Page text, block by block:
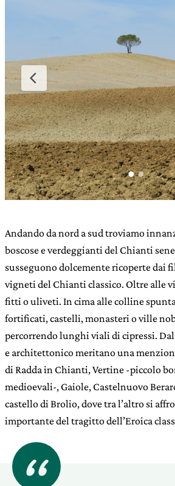
Andando da nord a sud troviamo
boscose e verdeggianti del Chianti
susseguono dolcemente ricoperte dai
vigneti del Chianti classico. Oltre alle
fitti o uliveti. In cima alle colline
fortificati, castelli, monasteri o ville
percorrendo lunghi viali di cipressi.
e architettonico meritano una
di Radda in Chianti, Vertine -piccolo
medioevali-, Gaiole, Castelnuovo
castello di Brolio, dove tra l’altro si
importante del tragitto dell’Eroica